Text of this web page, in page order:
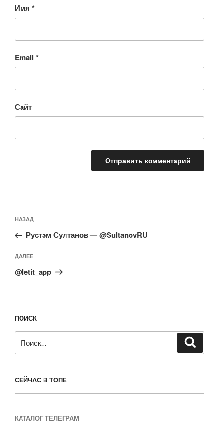
Имя *
Email *
Сайт
по
записям
Предыдущая
запись:
НАЗАД
Рустэм Султанов — @SultanovRU
Следующая
запись
ДАЛЕЕ
@letit_app
ПОИСК
СЕЙЧАС В ТОПЕ
КАТАЛОГ ТЕЛЕГРАМ